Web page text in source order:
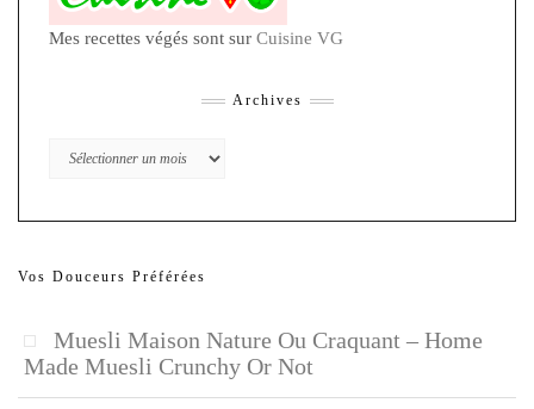
Mes recettes végés sont sur Cuisine VG
Archives
Archives
Vos Douceurs Préférées
Muesli Maison Nature Ou Craquant – Home
Made Muesli Crunchy Or Not